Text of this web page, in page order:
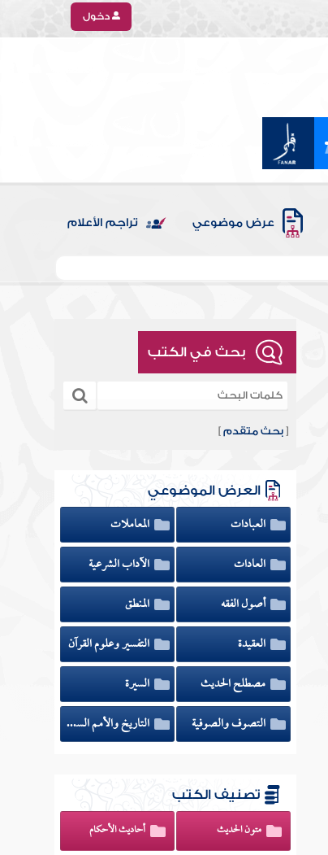
دخول
عرض موضوعي تراجم الأعلام
بحث في الكتب
[بحث متقدم ]
العرض الموضوعي
العبادات
المعاملات
العادات
الآداب الشرعية
أصول الفقه
المنطق
العقيدة
التفسير وعلوم القرآن
مصطلح الحديث
السيرة
التصوف والصوفية
التاريخ والأمم السابقة
تصنيف الكتب
متون الحديث أحاديث الأحكام